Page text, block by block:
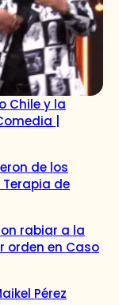
Chile y la
|
de los
de
rabiar a la
orden en Caso
Pérez